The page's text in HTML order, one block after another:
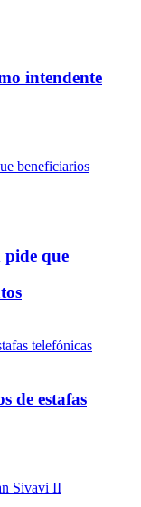
intendente
que
de estafas